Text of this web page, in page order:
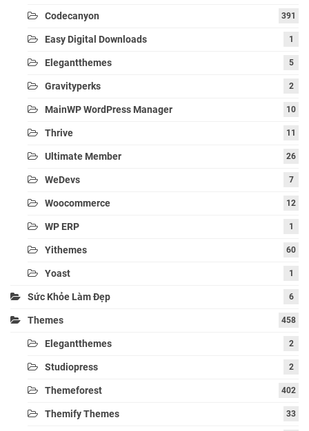
Codecanyon 391
Easy Digital Downloads 1
Elegantthemes 5
Gravityperks 2
MainWP WordPress Manager 10
Thrive 11
Ultimate Member 26
WeDevs 7
Woocommerce 12
WP ERP 1
Yithemes 60
Yoast 1
Sức Khỏe Làm Đẹp 6
Themes 458
Elegantthemes 2
Studiopress 2
Themeforest 402
Themify Themes 33